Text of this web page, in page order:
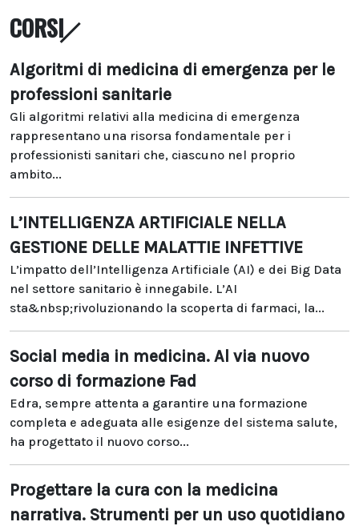
CORSI
Algoritmi di medicina di emergenza per le
professioni sanitarie
Gli algoritmi relativi alla medicina di emergenza
rappresentano una risorsa fondamentale per i
professionisti sanitari che, ciascuno nel proprio
ambito...
L’INTELLIGENZA ARTIFICIALE NELLA
GESTIONE DELLE MALATTIE INFETTIVE
L’impatto dell’Intelligenza Artificiale (AI) e dei Big Data
nel settore sanitario è innegabile. L’AI
sta&nbsp;rivoluzionando la scoperta di farmaci, la...
Social media in medicina. Al via nuovo
corso di formazione Fad
Edra, sempre attenta a garantire una formazione
completa e adeguata alle esigenze del sistema salute,
ha progettato il nuovo corso...
Progettare la cura con la medicina
narrativa. Strumenti per un uso quotidiano